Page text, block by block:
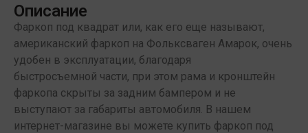
Описание
Фаркоп под квадрат или, как его еще называют,
американский фаркоп на Фольксваген Амарок, очень
удобен в эксплуатации, благодаря
быстросъемной части, при этом рама и кронштейн
фаркопа скрыты за задним бампером и не
выступают за габариты автомобиля. В нашем
интернет-магазине вы можете купить фаркоп под